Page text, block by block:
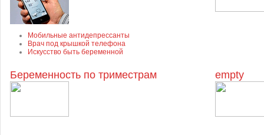
Мобильные антидепрессанты
Врач под крышкой телефона
Искусство быть беременной
Беременность по триместрам empty